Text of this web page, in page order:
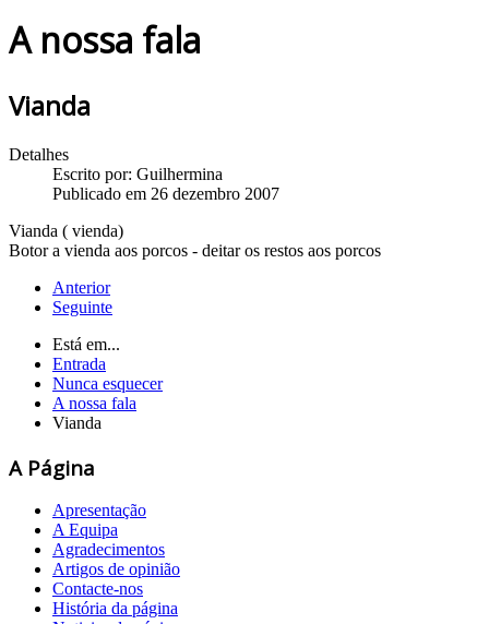
A nossa fala
Vianda
Detalhes
Escrito por: Guilhermina
Publicado em 26 dezembro 2007
Vianda ( vienda)
Botor a vienda aos porcos - deitar os restos aos porcos
Anterior
Seguinte
Está em...
Entrada
Nunca esquecer
A nossa fala
Vianda
A Página
Apresentação
A Equipa
Agradecimentos
Artigos de opinião
Contacte-nos
História da página